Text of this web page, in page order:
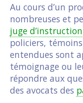
Au cours d’un
nombreuses et
juge d’instruction
policiers,
entendues sont
témoignage ou
répondre aux
des avocats des